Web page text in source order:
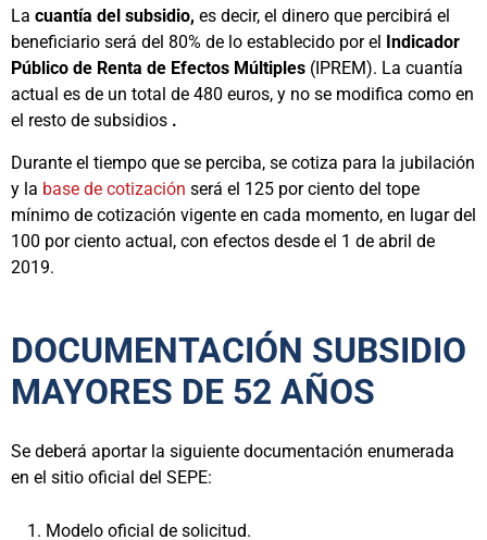
La cuantía del subsidio, es decir, el dinero que percibirá el
beneficiario será del 80% de lo establecido por el Indicador
Público de Renta de Efectos Múltiples (IPREM). La cuantía
actual es de un total de 480 euros, y no se modifica como en
el resto de subsidios .
Durante el tiempo que se perciba, se cotiza para la jubilación
y la base de cotización será el 125 por ciento del tope
mínimo de cotización vigente en cada momento, en lugar del
100 por ciento actual, con efectos desde el 1 de abril de
2019.
DOCUMENTACIÓN SUBSIDIO
MAYORES DE 52 AÑOS
Se deberá aportar la siguiente documentación enumerada
en el sitio oficial del SEPE:
Modelo oficial de solicitud.